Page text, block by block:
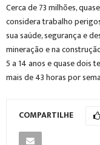
Cerca de 73 milhões,
considera trabalho
sua saúde, segurança e
mineração e na
5 a 14 anos e quase dois
mais de 43 horas por
COMPARTILHE